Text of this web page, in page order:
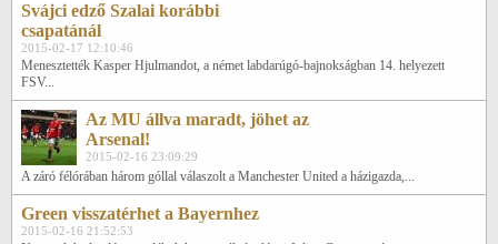
Svájci edző Szalai korábbi
csapatánál
2015-02-17 12:10:46
Menesztették Kasper Hjulmandot, a német labdarúgó-bajnokságban 14. helyezett
FSV...
Az MU állva maradt, jöhet az
Arsenal!
2015-02-16 23:09:29
A záró félórában három góllal válaszolt a Manchester United a házigazda,...
Green visszatérhet a Bayernhez
2015-02-16 21:52:53